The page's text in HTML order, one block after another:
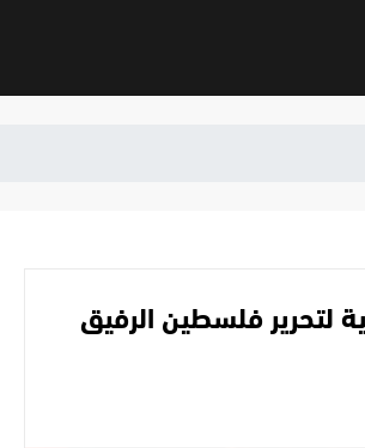
لتحرير فلسطين الرفيق